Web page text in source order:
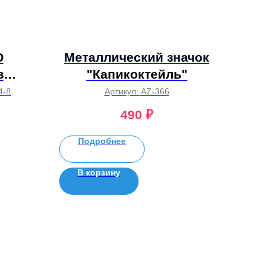
8
Металлический значок
"Капикоктейль"
Артикул: AZ-366
490 ₽
Подробнее
В корзину